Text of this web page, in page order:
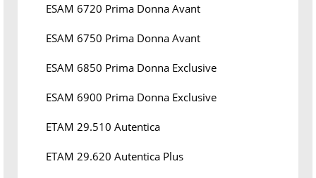
ESAM 6720 Prima Donna Avant
ESAM 6750 Prima Donna Avant
ESAM 6850 Prima Donna Exclusive
ESAM 6900 Prima Donna Exclusive
ETAM 29.510 Autentica
ETAM 29.620 Autentica Plus